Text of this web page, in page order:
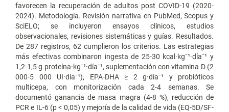
favorecen la recuperación de adultos post COVID-19 (2020-
2024). Metodología. Revisión narrativa en PubMed, Scopus y
SciELO; se incluyeron ensayos clínicos, estudios
observacionales, revisiones sistemáticas y guías. Resultados.
De 287 registros, 62 cumplieron los criterios. Las estrategias
más efectivas combinaron ingesta de 25-30 kcal·kg⁻¹·día⁻¹ y
1,2-1,5 g proteína·kg⁻¹·día⁻¹, suplementación con vitamina D (2
000-5 000 UI·día⁻¹), EPA-DHA ≥ 2 g·día⁻¹ y probióticos
multicepa, con monitorización cada 2-4 semanas. Se
documentó ganancia de masa magra (4-8 %), reducción de
PCR e IL-6 (p < 0,05) y mejoría de la calidad de vida (EQ-5D/SF-